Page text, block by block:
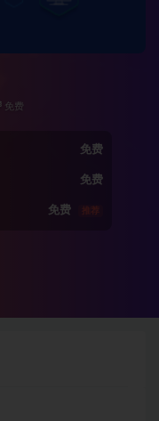
免费
免费
免费
免费 推荐